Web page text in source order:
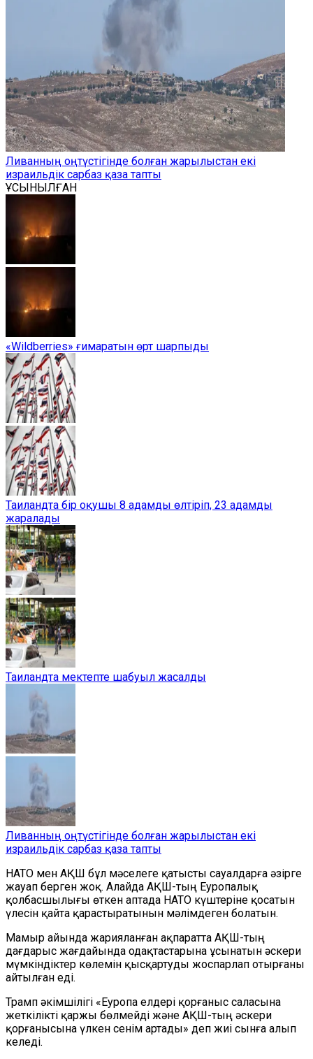
Ливанның оңтүстігінде болған жарылыстан екі
израильдік сарбаз қаза тапты
ҰСЫНЫЛҒАН
«Wildberries» ғимаратын өрт шарпыды
Таиландта бір оқушы 8 адамды өлтіріп, 23 адамды
жаралады
Таиландта мектепте шабуыл жасалды
Ливанның оңтүстігінде болған жарылыстан екі
израильдік сарбаз қаза тапты
НАТО мен АҚШ бұл мәселеге қатысты сауалдарға әзірге
жауап берген жоқ. Алайда АҚШ-тың Еуропалық
қолбасшылығы өткен аптада НАТО күштеріне қосатын
үлесін қайта қарастыратынын мәлімдеген болатын.
Мамыр айында жарияланған ақпаратта АҚШ-тың
дағдарыс жағдайында одақтастарына ұсынатын әскери
мүмкіндіктер көлемін қысқартуды жоспарлап отырғаны
айтылған еді.
Трамп әкімшілігі «Еуропа елдері қорғаныс саласына
жеткілікті қаржы бөлмейді және АҚШ-тың әскери
қорғанысына үлкен сенім артады» деп жиі сынға алып
келеді.